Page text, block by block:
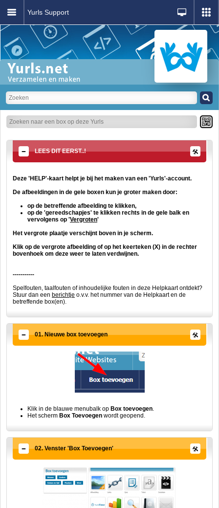
Yurls Support
LEES DIT EERST..!
Deze 'HELP'-kaart helpt je bij het maken van een 'Yurls'-account.
De afbeeldingen in de gele boxen kun je groter maken door:
op de betreffende afbeelding te klikken,
op de 'gereedschapjes' te klikken rechts in de gele balk en
vervolgens op 'Vergroten'
Het vergrote plaatje verschijnt boven in je scherm.
Klik op de vergrote afbeelding of op het keerteken (X) in de rechter
bovenhoek om deze weer te laten verdwijnen.
-----------
Spelfouten, taalfouten of inhoudelijke fouten in deze Helpkaart ontdekt?
Stuur dan een berichtje o.v.v. het nummer van de Helpkaart en de
betreffende box(en).
01. Nieuwe box toevoegen
Klik in de blauwe menubalk op Box toevoegen.
Het scherm Box Toevoegen wordt geopend.
02. Venster 'Box Toevoegen'